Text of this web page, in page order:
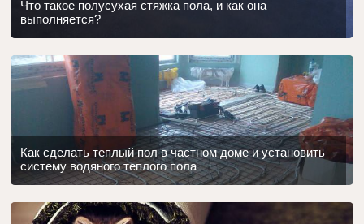
Что такое полусухая стяжка пола, и как она
выполняется?
Как сделать теплый пол в частном доме и установить
систему водяного теплого пола